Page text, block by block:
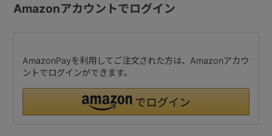
Amazonアカウントでログイン
AmazonPayを利用してご注文された方は、Amazonアカウ
ントでログインができます。